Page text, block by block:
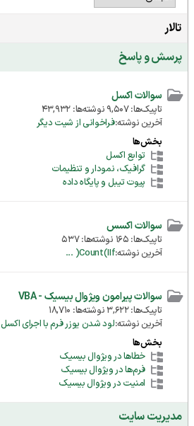
تالار
پرسش و پاسخ
سوالات اکسل
تاپیک‌ها: 9,507 نوشته‌ها: 43,932
آخرین نوشته:فراخوانی از شیت دیگر
بخش‌ها
توابع اکسل
گرافیک، نمودار و تنظیمات
پیوت تیبل و پایگاه داده
سوالات اکسس
تاپیک‌ها: 165 نوشته‌ها: 537
آخرین نوشته:Count(IIf( ...
سوالات پیرامون ویژوال بیسیک - VBA
تاپیک‌ها: 3,622 نوشته‌ها: 18,710
آخرین نوشته:لود شدن یوزر فرم با اجرای اکسل
بخش‌ها
خطاها در ویژوال بیسیک
فرم‌ها در ویژوال بیسیک
امنیت در ویژوال بیسیک
مدیریت سایت